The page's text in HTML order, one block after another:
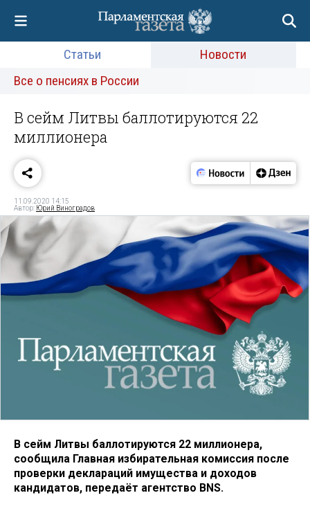
Статьи
Новости
Все о пенсиях в России
В сейм Литвы баллотируются 22
миллионера
11.09.2020 14:15
Автор: Юрий Виноградов
В сейм Литвы баллотируются 22 миллионера,
сообщила Главная избирательная комиссия после
проверки деклараций имущества и доходов
кандидатов, передаёт агентство BNS.